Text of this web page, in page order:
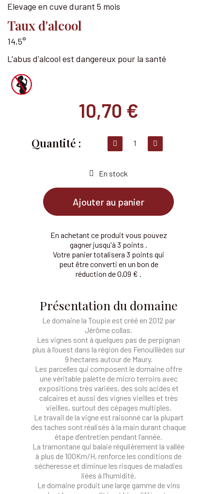
Elevage en cuve durant 5 mois
Taux d'alcool
14,5°
L'abus d'alcool est dangereux pour la santé
10,70 €
En stock
Ajouter au panier
En achetant ce produit vous pouvez
gagner jusqu'à 3 points .
Votre panier totalisera 3 points qui
peut être converti en un bon de
réduction de 0,09 € .
Présentation du domaine
Le domaine la Toupie est créé en 2012 par
Jérôme collas.
Les vignes sont à quelques pas de perpignan
plus à l’ouest dans la région des Fenouillèdes sur
9 hectares autour de Maury.
Les parcelles qui composent le domaine offre
une véritable palette de micro terroirs avec
expositions très variées, des sols acides et
calcaires et aussi des vignes vieilles et très
vieilles, surtout des cépages multiples.
Le travail de la vigne est raisonné car la plupart
des taches sont réalisés à la main durant chaque
étape d’entretien pendant l’année.
La tramontane qui balaie régulièrement la vallée
à plus de 100Km/H, renforce les conditions de
sécheresse et diminue les risques de maladies
liées à l’humidité.
Le domaine produit une large gamme de vins